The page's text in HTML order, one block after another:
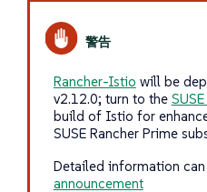
Rancher-Istio will be
v2.12.0; turn to the
build of Istio for
SUSE Rancher Prime
Detailed information
announcement